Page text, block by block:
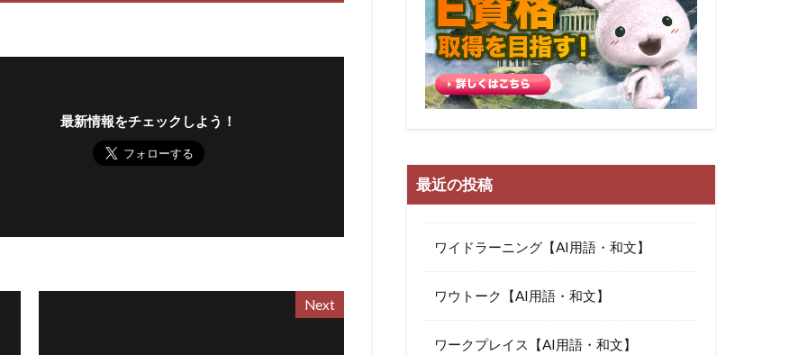
最新情報をチェックしよう！
Next
最近の投稿
ワイドラーニング【AI用語・和文】
ワウトーク【AI用語・和文】
ワークプレイス【AI用語・和文】